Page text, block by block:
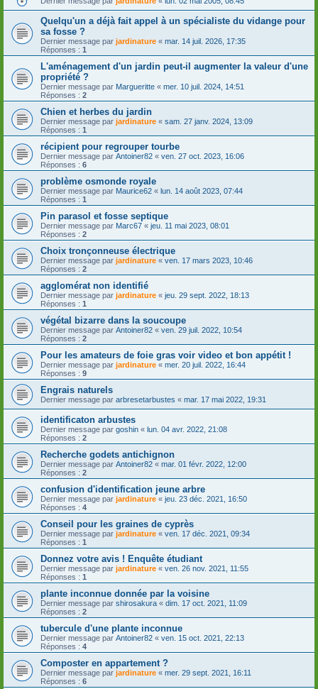
Quelqu'un a déjà fait appel à un spécialiste du vidange pour
sa fosse ?
Dernier message par jardinature « mar. 14 juil. 2026, 17:35
Réponses : 1
L'aménagement d'un jardin peut-il augmenter la valeur d'une
propriété ?
Dernier message par Margueritte « mer. 10 juil. 2024, 14:51
Réponses : 2
Chien et herbes du jardin
Dernier message par jardinature « sam. 27 janv. 2024, 13:09
Réponses : 1
récipient pour regrouper tourbe
Dernier message par Antoiner82 « ven. 27 oct. 2023, 16:06
Réponses : 6
problème osmonde royale
Dernier message par Maurice62 « lun. 14 août 2023, 07:44
Réponses : 1
Pin parasol et fosse septique
Dernier message par Marc67 « jeu. 11 mai 2023, 08:01
Réponses : 2
Choix tronçonneuse électrique
Dernier message par jardinature « ven. 17 mars 2023, 10:46
Réponses : 2
agglomérat non identifié
Dernier message par jardinature « jeu. 29 sept. 2022, 18:13
Réponses : 1
végétal bizarre dans la soucoupe
Dernier message par Antoiner82 « ven. 29 juil. 2022, 10:54
Réponses : 2
Pour les amateurs de foie gras voir video et bon appétit !
Dernier message par jardinature « mer. 20 juil. 2022, 16:44
Réponses : 9
Engrais naturels
Dernier message par arbresetarbustes « mar. 17 mai 2022, 19:31
identificaton arbustes
Dernier message par goshin « lun. 04 avr. 2022, 21:08
Réponses : 2
Recherche godets antichignon
Dernier message par Antoiner82 « mar. 01 févr. 2022, 12:00
Réponses : 2
confusion d'identification jeune arbre
Dernier message par jardinature « jeu. 23 déc. 2021, 16:50
Réponses : 4
Conseil pour les graines de cyprès
Dernier message par jardinature « ven. 17 déc. 2021, 09:34
Réponses : 1
Donnez votre avis ! Enquête étudiant
Dernier message par jardinature « ven. 26 nov. 2021, 11:55
Réponses : 1
plante inconnue donnée par la voisine
Dernier message par shirosakura « dim. 17 oct. 2021, 11:09
Réponses : 2
tubercule d'une plante inconnue
Dernier message par Antoiner82 « ven. 15 oct. 2021, 22:13
Réponses : 4
Composter en appartement ?
Dernier message par jardinature « mer. 29 sept. 2021, 16:11
Réponses : 6